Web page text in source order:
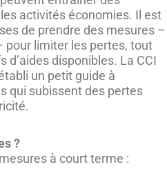
activités économies. Il est
de prendre des mesures –
pour limiter les pertes, tout
disponibles. La CCI
un petit guide à
qui subissent des pertes
?
à court terme :